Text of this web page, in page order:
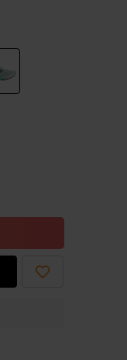
je
je
lopen,